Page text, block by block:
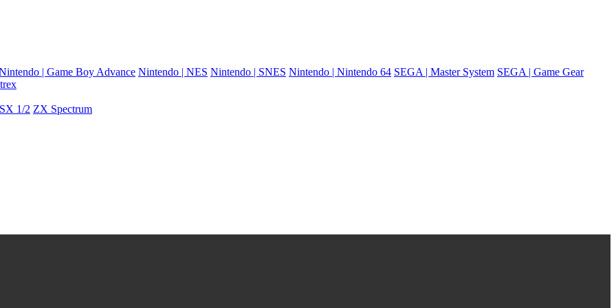
| Game Boy Advance Nintendo | NES Nintendo | SNES Nintendo | Nintendo 64 SEGA | Master System SEGA | Game Gear
1/2 ZX Spectrum